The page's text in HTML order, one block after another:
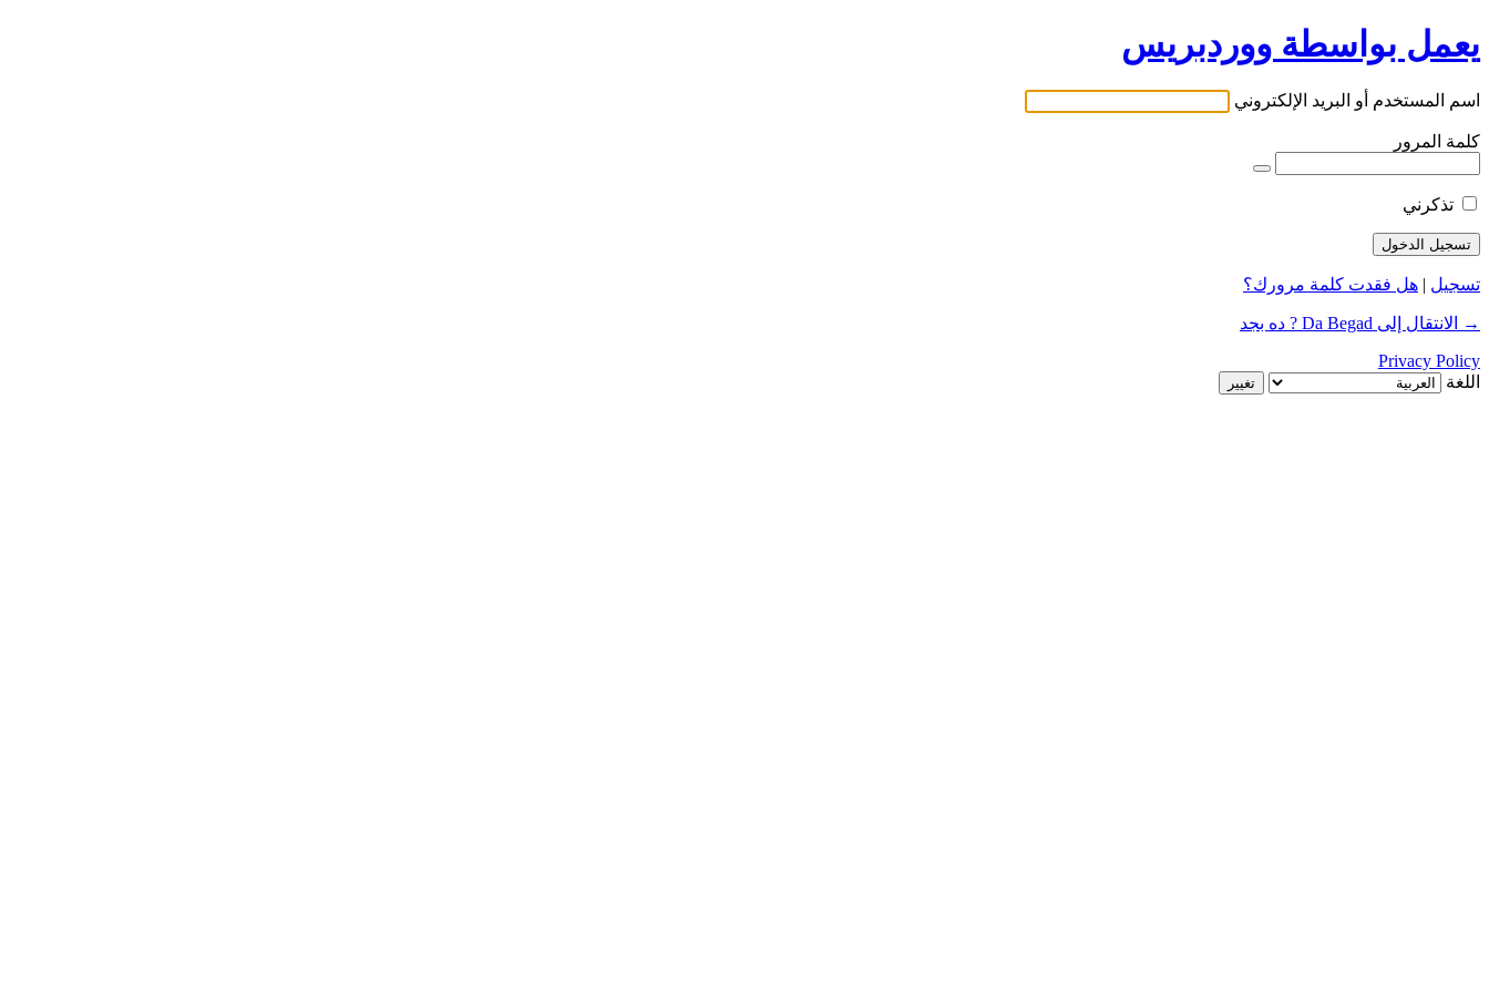
يعمل بواسطة ووردبريس
اسم المستخدم أو البريد الإلكتروني
كلمة المرور
تذكرني
تسجيل | هل فقدت كلمة مرورك؟
→ الانتقال إلى Da Begad ? ده بجد
Privacy Policy
اللغة